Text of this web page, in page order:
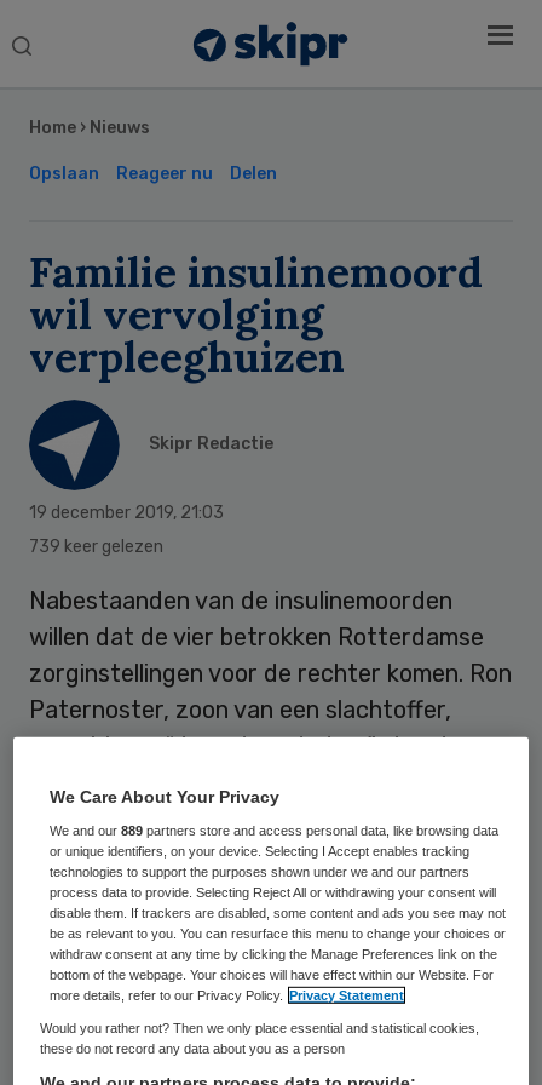
Search
Home › Nieuws
Opslaan Reageer nu Delen
Familie insulinemoord
wil vervolging
verpleeghuizen
Skipr Redactie
19 december 2019, 21:03
739 keer gelezen
Nabestaanden van de insulinemoorden
willen dat de vier betrokken Rotterdamse
zorginstellingen voor de rechter komen. Ron
Paternoster, zoon van een slachtoffer,
spreekt van “de andere daders”, dan de
Twintig jaar en tbs
De rechtbank achtte bewezendat hij vier
bejaarden vermoordde door hun insuline in
te spuiten. De man deed bij zeven anderen
een soortgelijke poging. Hij kreeg twintig
Sidebar
We Care About Your Privacy
We and our889 partners store and access personal data, like browsing data
or unique identifiers, on your device. Selecting I Accept enables tracking
technologies to support the purposes shown under we and our partners
process data to provide. Selecting Reject All or withdrawing your consent will
disable them. If trackers are disabled, some content and ads you see may not
be as relevant to you. You can resurface this menu to change your choices or
withdraw consent at any time by clicking the Manage Preferences link on the
bottom of the webpage. Your choices will have effect within our Website. For
more details, refer to our Privacy Policy.
Privacy Statement
Would you rather not? Then we only place essential and statistical cookies,
these do not record any data about you as a person